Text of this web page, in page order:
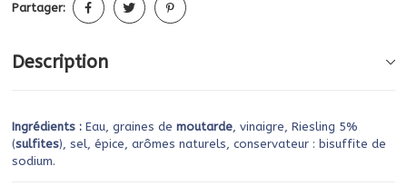
Partager:
Description
Ingrédients : Eau, graines de moutarde, vinaigre, Riesling 5%
(sulfites), sel, épice, arômes naturels, conservateur : bisuffite de
sodium.